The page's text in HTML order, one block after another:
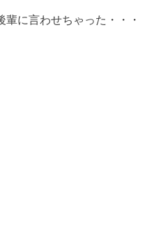
に言わせちゃった・・・